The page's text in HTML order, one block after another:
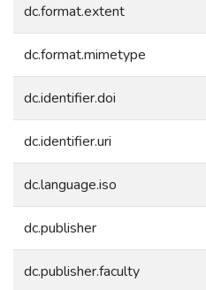
dc.format.extent
dc.format.mimetype
dc.identifier.doi
dc.identifier.uri
dc.language.iso
dc.publisher
dc.publisher.faculty